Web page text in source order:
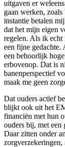
uitgaven er
gaan werken,
instantie betalen
dat het mijn eigen
regelen. Als ik
een fijne
een behoorlijk
erbovenop. Dat is
banenperspectief
maak me geen
Dat ouders actief
blijkt ook uit het
financiën met hun
ouders bij, met een
Daar zitten onder
zorgverzekeringen,